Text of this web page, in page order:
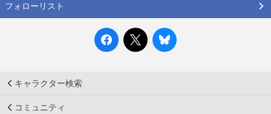
フォローリスト
キャラクター検索
コミュニティ